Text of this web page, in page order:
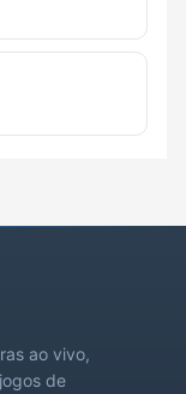
ao vivo,
de